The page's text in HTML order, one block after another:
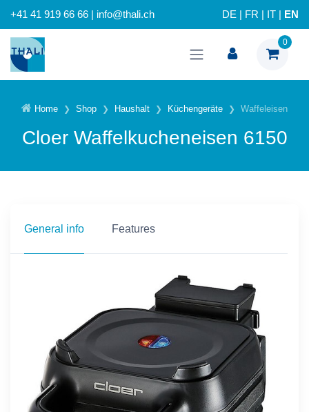
+41 41 919 66 66 | info@thali.ch DE FR IT EN
0
Home Shop Haushalt Küchengeräte Waffeleisen
Cloer Waffelkucheneisen 6150
General info Features